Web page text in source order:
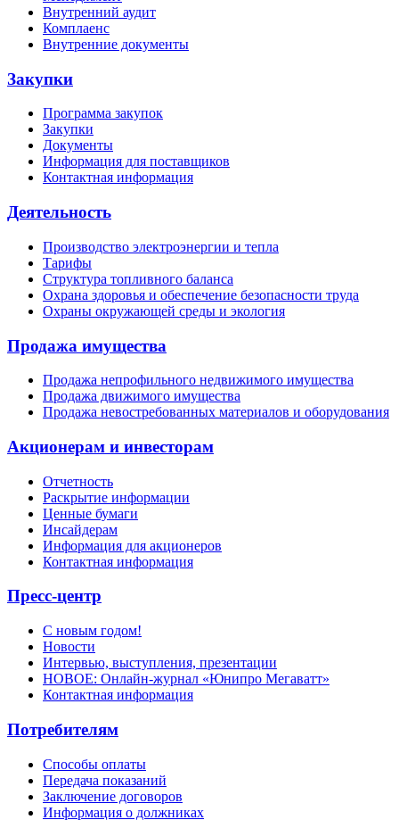
Внутренний аудит
Комплаенс
Внутренние документы
Закупки
Программа закупок
Закупки
Документы
Информация для поставщиков
Контактная информация
Деятельность
Производство электроэнергии и тепла
Тарифы
Структура топливного баланса
Охрана здоровья и обеспечение безопасности труда
Охраны окружающей среды и экология
Продажа имущества
Продажа непрофильного недвижимого имущества
Продажа движимого имущества
Продажа невостребованных материалов и оборудования
Акционерам и инвесторам
Отчетность
Раскрытие информации
Ценные бумаги
Инсайдерам
Информация для акционеров
Контактная информация
Пресс-центр
С новым годом!
Новости
Интервью, выступления, презентации
НОВОЕ: Онлайн-журнал «Юнипро Мегаватт»
Контактная информация
Потребителям
Способы оплаты
Передача показаний
Заключение договоров
Информация о должниках